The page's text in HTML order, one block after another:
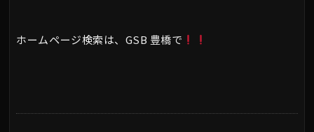
ホームページ検索は、GSB 豊橋で